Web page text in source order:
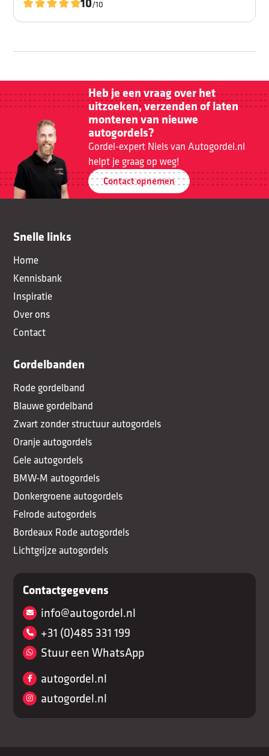
/10
Heb je een vraag over het
uitzoeken, verzenden of laten
monteren van nieuwe
autogordels?
Gordel-expert Niels van Autogordel.nl
helpt je graag op weg!
Contact opnemen
Snelle links
Home
Kennisbank
Inspiratie
Over ons
Contact
Gordelbanden
Rode gordelband
Blauwe gordelband
Zwart zonder structuur autogordels
Oranje autogordels
Gele autogordels
BMW-M autogordels
Donkergroene autogordels
Felrode autogordels
Bordeaux Rode autogordels
Lichtgrijze autogordels
Contactgegevens
info@autogordel.nl
+31 (0)485 331 199
Stuur een WhatsApp
autogordel.nl
autogordel.nl